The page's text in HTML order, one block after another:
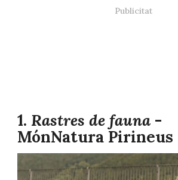
1. Rastres de fauna-
MónNatura Pirineus